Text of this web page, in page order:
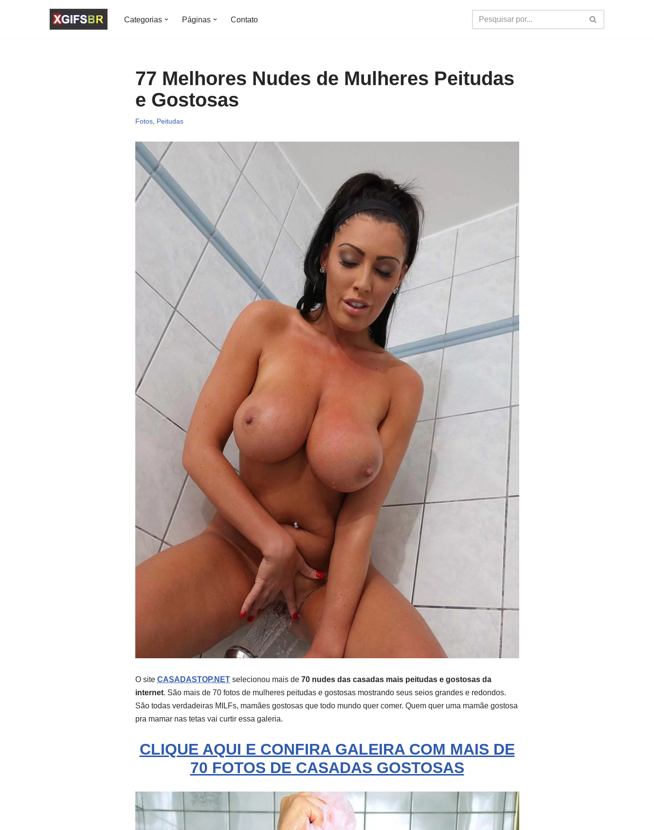
Categorias Páginas Contato
77 Melhores Nudes de Mulheres Peitudas
e Gostosas
Fotos, Peitudas
O site CASADASTOP.NETselecionou mais de 70 nudes das casadas mais peitudas e gostosas da
internet. São mais de 70 fotos de mulheres peitudas e gostosas mostrando seus seios grandes e redondos.
São todas verdadeiras MILFs, mamães gostosas que todo mundo quer comer. Quem quer uma mamãe gostosa
pra mamar nas tetas vai curtir essa galeria.
CLIQUE AQUI E CONFIRA GALEIRA COM MAIS DE
70 FOTOS DE CASADAS GOSTOSAS